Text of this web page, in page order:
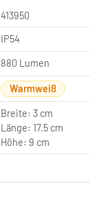
413950
IP54
880 Lumen
Warmweiß
Breite: 3 cm
Länge: 17.5 cm
Höhe: 9 cm